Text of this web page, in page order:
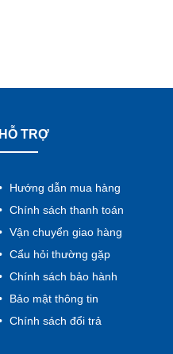
HỖ TRỢ
Hướng dẫn mua hàng
Chính sách thanh toán
Vận chuyển giao hàng
Cẩu hỏi thường gặp
Chính sách bảo hành
Bảo mật thông tin
Chính sách đổi trả